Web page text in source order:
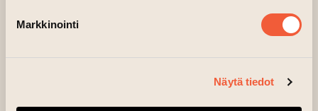
Markkinointi
Näytä tiedot
tofua.
– Kasvisruokien maustaminen
– Kasvisproteiinit: tutustutaan kolmeen eri